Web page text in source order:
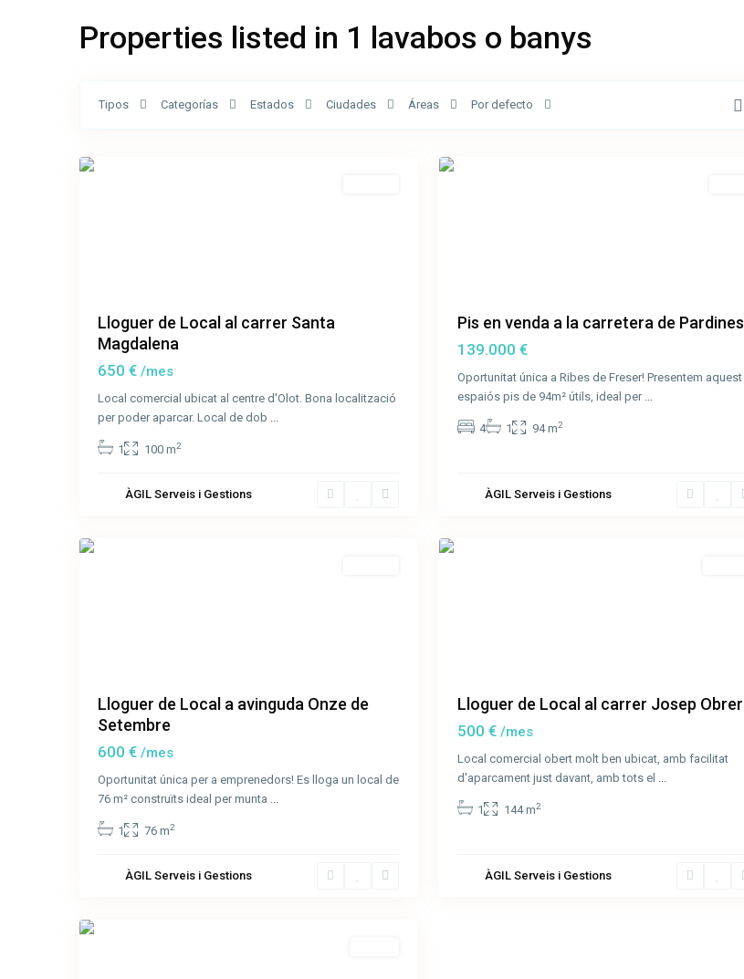
Properties listed in 1 lavabos o banys
Tipos Categorías Estados Ciudades Áreas Por defecto
Santa
Lloguer de Local al carrer Santa
Magdalena
650 € /mes
Local comercial ubicat al centre d'Olot. Bona localització
per poder aparcar. Local de dob ...
1 100 m2
ÀGIL Serveis i Gestions
Ribes
Pis en venda a la carretera de Pardines
139.000 €
Oportunitat única a Ribes de Freser! Presentem aquest
espaiós pis de 94m² útils, ideal per ...
4 1 94 m2
ÀGIL Serveis i Gestions
Avenida
Onze
Setembre,
Lloguer de Local a avinguda Onze de
Setembre
600 € /mes
Oportunitat única per a emprenedors! Es lloga un local de
76 m² construïts ideal per munta ...
1 76 m2
ÀGIL Serveis i Gestions
Calle
Josep
Obrer ,
Lloguer de Local al carrer Josep Obrer
500 € /mes
Local comercial obert molt ben ubicat, amb facilitat
d'aparcament just davant, amb tots el ...
1 144 m2
ÀGIL Serveis i Gestions
,